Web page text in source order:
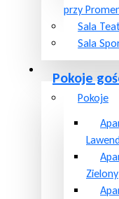
przy
Sala
Sala
Pokoje
Pokoje
Zielony